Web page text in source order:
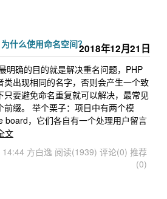
2018年12月21日
什么使用命名空间？
明确的目的就是解决重名问题，PHP
类出现相同的名字，否则会产生一个致
只要避免命名重复就可以解决，最常见
前缀。 举个栗子：项目中有两个模
board，它们各自有一个处理用户留言
文
方白逸 阅读(1939) 评论(0) 推荐
(0)